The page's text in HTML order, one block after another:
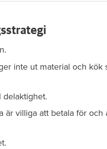
inte ut material och kök
delaktighet.
villiga att betala för och